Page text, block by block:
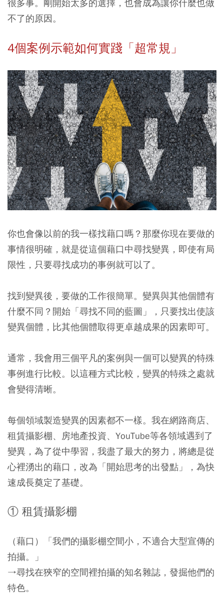
很多事。剛開始太多的選擇，也會成為讓你什麼也做
不了的原因。
4個案例示範如何實踐「超常規」
你也會像以前的我一樣找藉口嗎？那麼你現在要做的
事情很明確，就是從這個藉口中尋找變異，即使有局
限性，只要尋找成功的事例就可以了。
找到變異後，要做的工作很簡單。變異與其他個體有
什麼不同？開始「尋找不同的藍圖」，只要找出使該
變異個體，比其他個體取得更卓越成果的因素即可。
通常，我會用三個平凡的案例與一個可以變異的特殊
事例進行比較。以這種方式比較，變異的特殊之處就
會變得清晰。
每個領域製造變異的因素都不一樣。我在網路商店、
租賃攝影棚、房地產投資、YouTube等各領域遇到了
變異，為了從中學習，我盡了最大的努力，將總是從
心裡湧出的藉口，改為「開始思考的出發點」，為快
速成長奠定了基礎。
① 租賃攝影棚
（藉口）「我們的攝影棚空間小，不適合大型宣傳的
拍攝。」
→尋找在狹窄的空間裡拍攝的知名雜誌，發掘他們的
特色。